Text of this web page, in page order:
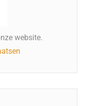
website.